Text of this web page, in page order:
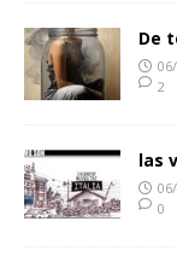
De
2
las
0